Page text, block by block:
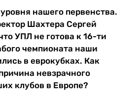
нашего первенства.
Шахтера Сергей
УПЛ не готова к 16-ти
чемпионата наши
в еврокубках. Как
невзрачного
клубов в Европе?